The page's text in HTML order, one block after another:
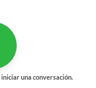
una conversación.